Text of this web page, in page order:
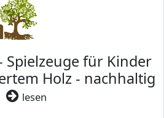
Spielzeuge für Kinder
Holz - nachhaltig
lesen